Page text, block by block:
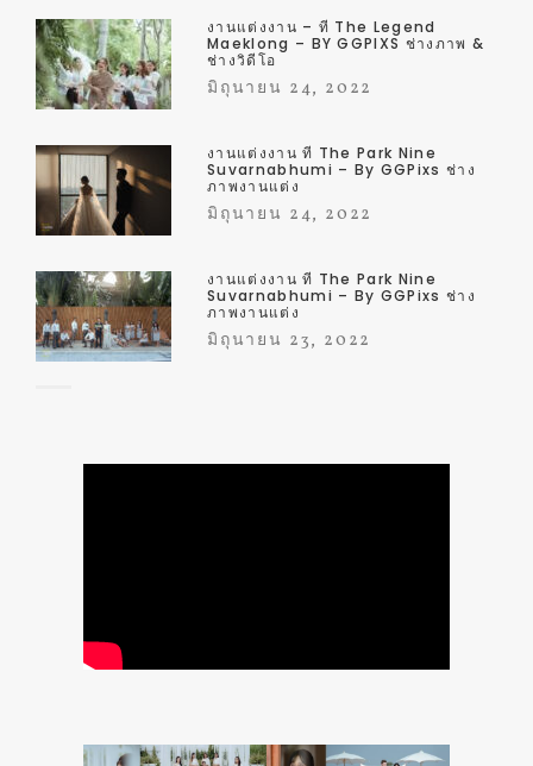
งานแต่งงาน – ที่ The Legend
Maeklong – BY GGPIXS ช่างภาพ &
ช่างวิดีโอ
มิถุนายน 24, 2022
งานแต่งงาน ที่ The Park Nine
Suvarnabhumi – By GGPixs ช่าง
ภาพงานแต่ง
มิถุนายน 24, 2022
งานแต่งงาน ที่ The Park Nine
Suvarnabhumi – By GGPixs ช่าง
ภาพงานแต่ง
มิถุนายน 23, 2022